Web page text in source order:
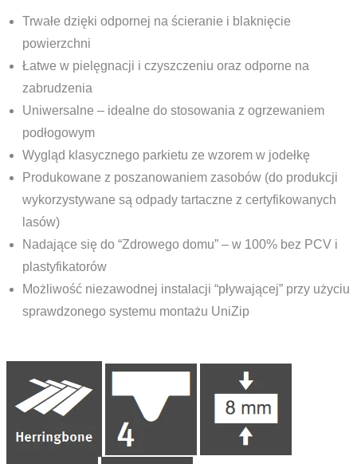
Trwałe dzięki odpornej na ścieranie i blaknięcie
powierzchni
Łatwe w pielęgnacji i czyszczeniu oraz odporne na
zabrudzenia
Uniwersalne – idealne do stosowania z ogrzewaniem
podłogowym
Wygląd klasycznego parkietu ze wzorem w jodełkę
Produkowane z poszanowaniem zasobów (do produkcji
wykorzystywane są odpady tartaczne z certyfikowanych
lasów)
Nadające się do “Zdrowego domu” – w 100% bez PCV i
plastyfikatorów
Możliwość niezawodnej instalacji “pływającej” przy użyciu
sprawdzonego systemu montażu UniZip